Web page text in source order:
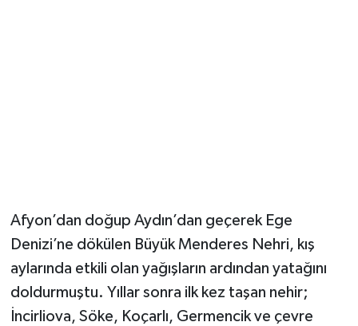
Afyon’dan doğup Aydın’dan geçerek Ege
Denizi’ne dökülen Büyük Menderes Nehri, kış
aylarında etkili olan yağışların ardından yatağını
doldurmuştu. Yıllar sonra ilk kez taşan nehir;
İncirliova, Söke, Koçarlı, Germencik ve çevre